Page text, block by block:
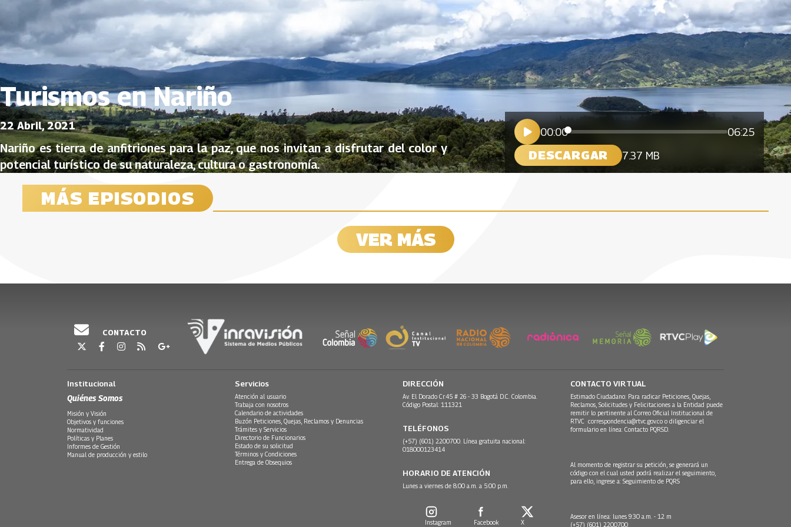
Turismos en Nariño
22 Abril, 2021
Nariño es tierra de anfitriones para la paz, que nos invitan a disfrutar del color y
potencial turístico de su naturaleza, cultura o gastronomía.
00:00 06:25
DESCARGAR 7.37 MB
MÁS EPISODIOS
Jóvenes emprendedores en
Nariño y Putumayo
VER MÁS
CONTACTO
Institucional
Quiénes Somos
Misión y Visión
Objetivos y funciones
Normatividad
Políticas y Planes
Informes de Gestión
Manual de producción y estilo
Servicios
Atención al usuario
Trabaja con nosotros
Calendario de actividades
Buzón Peticiones, Quejas, Reclamos y Denuncias
Trámites y Servicios
Directorio de Funcionarios
Estado de su solicitud
Términos y Condiciones
Entrega de Obsequios
DIRECCIÓN
Av. El Dorado Cr.45 # 26 - 33 Bogotá D.C. Colombia.
Código Postal: 111321
TELÉFONOS
(+57) (601) 2200700. Línea gratuita nacional:
018000123414
HORARIO DE ATENCIÓN
Lunes a viernes de 8:00 a.m. a 5:00 p.m.
Instagram Facebook X
CONTACTO VIRTUAL
Estimado Ciudadano: Para radicar Peticiones, Quejas,
Reclamos, Solicitudes y Felicitaciones a la Entidad puede
remitir lo pertinente al Correo Oficial Institucional de
RTVC correspondencia@rtvc.gov.co o diligenciar el
formulario en línea: Contacto PQRSD.
Al momento de registrar su petición, se generará un
código con el cual usted podrá realizar el seguimiento,
para ello, ingrese a: Seguimiento de PQRS
Asesor en línea: lunes 9:30 a.m. - 12 m
(+57) (601) 2200700